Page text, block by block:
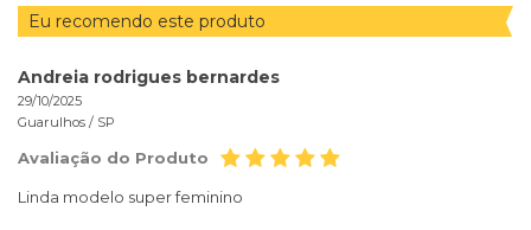
Eu recomendo este produto
Andreia rodrigues bernardes
29/10/2025
Guarulhos / SP
Avaliação do Produto
Linda modelo super feminino